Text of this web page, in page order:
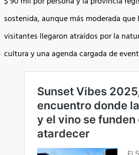
sostenida, aunque más moderada que
visitantes llegaron atraídos por la
cultura y una agenda cargada de